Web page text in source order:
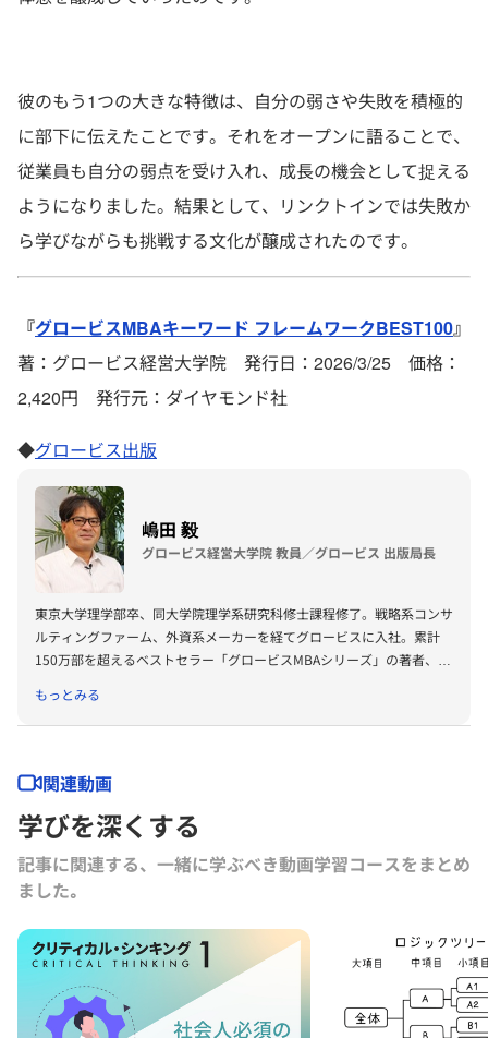
彼のもう1つの大きな特徴は、自分の弱さや失敗を積極的
に部下に伝えたことです。それをオープンに語ることで、
従業員も自分の弱点を受け入れ、成長の機会として捉える
ようになりました。結果として、リンクトインでは失敗か
ら学びながらも挑戦する文化が醸成されたのです。
『グロービスMBAキーワード フレームワークBEST100』
著：グロービス経営大学院 発行日：2026/3/25 価格：
2,420円 発行元：ダイヤモンド社
◆グロービス出版
嶋田 毅
グロービス経営大学院 教員／グロービス 出版局長
東京大学理学部卒、同大学院理学系研究科修士課程修了。戦略系コンサ
ルティングファーム、外資系メーカーを経てグロービスに入社。累計
150万部を超えるベストセラー「グロービスMBAシリーズ」の著者、プ
ング』『グロービスMBAキーワード 図解 基本ビジネス思考法45』
『グロービスMBAキーワード 図解 基本フレームワーク50』『ビジネ
（東洋経済新報社）、『［実況］ロジカルシンキング教室』『［実況』
アカウンティング教室』『競争優位としての経営理念』（以上PHP研
究所）、『ロジカルシンキングの落とし穴』『バイアス』『KSFとは』
（以上グロービス電子出版）、共著書に『グロービスMBAマネジメン
ト・ブック』『グロービスMBAマネジメント・ブックⅡ』『MBA定量
分析と意思決定』『グロービスMBAビジネスプラン』『ストーリーで
にも多数の単著、共著書、共訳書がある。
グロービス経営大学院や企業研修において経営戦略、マーケティング、
事業革新、管理会計、自社課題（アクションラーニング）などの講師を
務める。グロービスのナレッジライブラリ「GLOBIS知見録」に定期的
にコラムを連載するとともに、さまざまなテーマで講演なども行ってい
もっとみる
関連動画
学びを深くする
記事に関連する、一緒に学ぶべき動画学習コースをまとめ
ました｡